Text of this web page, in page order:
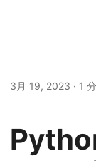
3月 19, 2023 · 1